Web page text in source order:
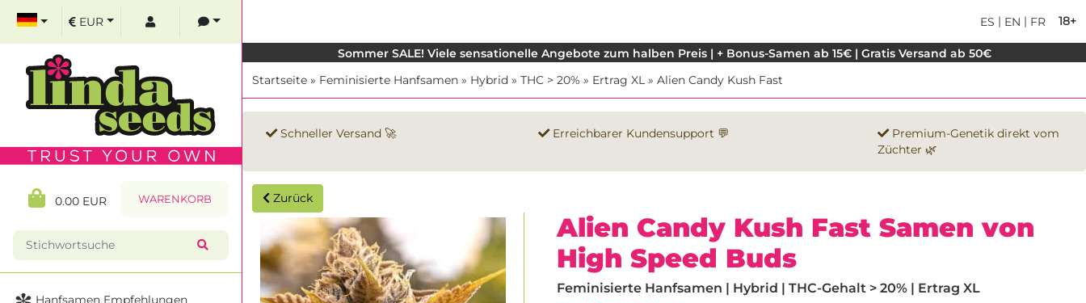
18+
ES | EN | FR
Sommer SALE! Viele sensationelle Angebote zum halben Preis | + Bonus-Samen ab 15€ | Gratis Versand ab 50€
Startseite » Feminisierte Hanfsamen » Hybrid » THC > 20% » Ertrag XL » Alien Candy Kush Fast
Schneller Versand 🚀 Erreichbarer Kundensupport 💬
Premium-Genetik direkt vom
Züchter 🌿
Zurück
Alien Candy Kush Fast Samen von
High Speed Buds
Feminisierte Hanfsamen | Hybrid | THC-Gehalt > 20% | Ertrag XL
EUR
0.00 EUR WARENKORB
Hanfsamen Empfehlungen